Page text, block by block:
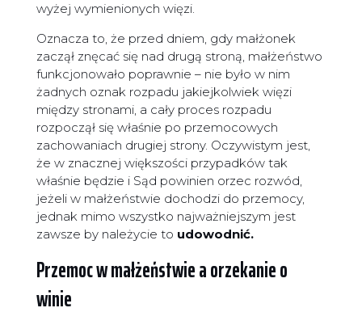
wyżej wymienionych więzi.
Oznacza to, że przed dniem, gdy małżonek
zaczął znęcać się nad drugą stroną, małżeństwo
funkcjonowało poprawnie – nie było w nim
żadnych oznak rozpadu jakiejkolwiek więzi
między stronami, a cały proces rozpadu
rozpoczął się właśnie po przemocowych
zachowaniach drugiej strony. Oczywistym jest,
że w znacznej większości przypadków tak
właśnie będzie i Sąd powinien orzec rozwód,
jeżeli w małżeństwie dochodzi do przemocy,
jednak mimo wszystko najważniejszym jest
zawsze by należycie to udowodnić.
Przemoc w małżeństwie a orzekanie o
winie